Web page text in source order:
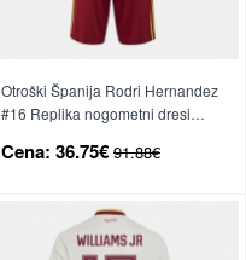
Otroški Španija Rodri Hernandez
#16 Replika nogometni dresi
Kratek Rokav (+ hlače)
Cena: 36.75€ 91.88€